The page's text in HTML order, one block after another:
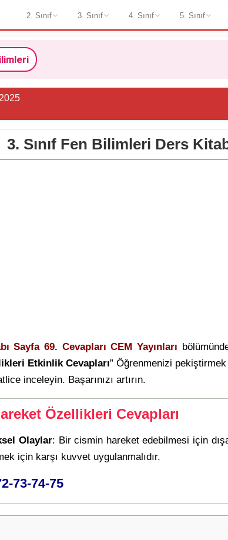
2. Sınıf 3. Sınıf 4. Sınıf 5. Sınıf
3. Sınıf Fen Bilimleri Ders
Sayfa 69. Cevapları CEM Yayınları
Etkinlik Cevapları” Öğrenmenizi
inceleyin. Başarınızı artırın.
Özellikleri Cevapları
Olaylar: Bir cismin hareket edebilmesi için
için karşı kuvvet uygulanmalıdır.
73-74-75